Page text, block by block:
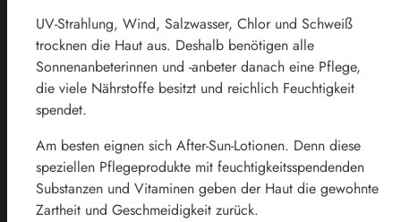
UV-Strahlung, Wind, Salzwasser, Chlor und Schweiß
trocknen die Haut aus. Deshalb benötigen alle
Sonnenanbeterinnen und -anbeter danach eine Pflege,
die viele Nährstoffe besitzt und reichlich Feuchtigkeit
spendet.
Am besten eignen sich After-Sun-Lotionen. Denn diese
speziellen Pflegeprodukte mit feuchtigkeitsspendenden
Substanzen und Vitaminen geben der Haut die gewohnte
Zartheit und Geschmeidigkeit zurück.